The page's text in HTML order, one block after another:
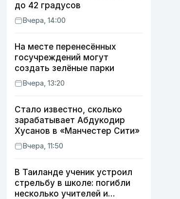
до 42 градусов
Вчера, 14:00
На месте перенесённых
госучреждений могут
создать зелёные парки
Вчера, 13:20
Стало известно, сколько
зарабатывает Абдукодир
Хусанов в «Манчестер Сити»
Вчера, 11:50
В Таиланде ученик устроил
стрельбу в школе: погибли
несколько учителей и